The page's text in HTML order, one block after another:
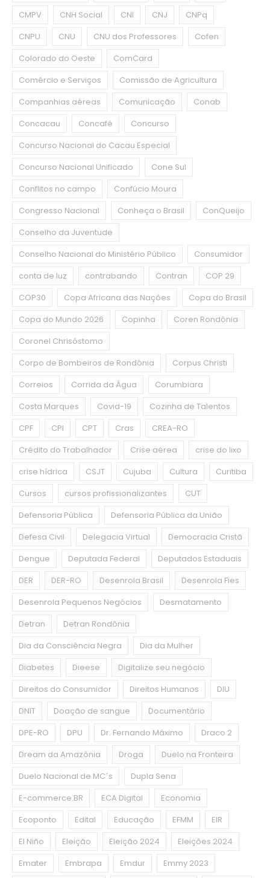
CMPV
CNH Social CNI CNJ
CNPq
CNPU
CNU CNU dos Professores
Cofen
Colorado do Oeste
ComCard
Comércio e Serviços
Comissão de Agricultura
Companhias aéreas
Comunicação
Conab
Concacau
Concafé
Concurso
Concurso Nacional do Cacau Especial
Concurso Nacional Unificado
Cone Sul
Conflitos no campo
Confúcio Moura
Congresso Nacional
Conheça o Brasil
ConQueijo
Conselho da Juventude
Conselho Nacional do Ministério Público
Consumidor
conta de luz
contrabando Contran
COP 29
COP30
Copa Africana das Nações
Copa do Brasil
Copa do Mundo 2026
Copinha
Coren Rondônia
Coronel Chrisóstomo
Corpo de Bombeiros de Rondônia
Corpus Christi
Correios
Corrida da Água
Corumbiara
Costa Marques
Covid-19
Cozinha de Talentos
CPF
CPI CPT Cras
CREA-RO
Crédito do Trabalhador
Crise aérea
crise do lixo
crise hídrica
CSJT Cujuba Cultura
Curitiba
Cursos
cursos profissionalizantes
CUT
Defensoria Pública
Defensoria Pública da União
Defesa Civil
Delegacia Virtual
Democracia Cristã
Dengue
Deputada Federal
Deputados Estaduais
DER
DER-RO Desenrola Brasil
Desenrola Fies
Desenrola Pequenos Negócios
Desmatamento
Detran
Detran Rondônia
Dia da Consciência Negra
Dia da Mulher
Diabetes
Dieese
Digitalize seu negócio
Direitos do Consumidor
Direitos Humanos
DIU
DNIT
Doação de sangue
Documentário
DPE-RO
DPU Dr. Fernando Máximo
Draco 2
Dream da Amazônia
Droga
Duelo na Fronteira
Duelo Nacional de MC´s
Dupla Sena
E-commerce.BR
ECA Digital
Economia
Ecoponto
Edital Educação EFMM
EIR
El Niño
Eleição Eleição 2024
Eleições 2024
Emater
Embrapa Emdur
Emmy 2023